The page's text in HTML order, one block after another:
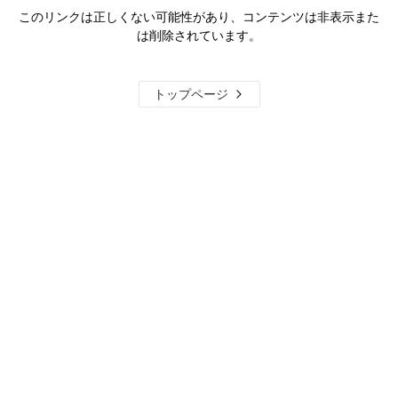
このリンクは正しくない可能性があり、コンテンツは非表示また
は削除されています。
トップページ